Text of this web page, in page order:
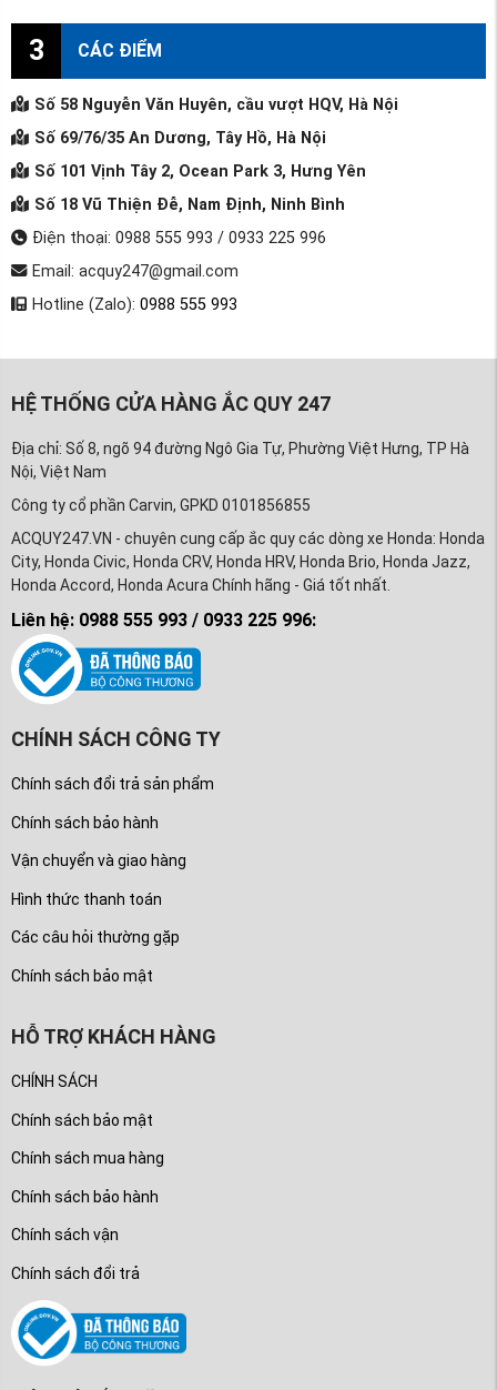
3 CÁC ĐIỂM
Số 58 Nguyễn Văn Huyên, cầu vượt HQV, Hà Nội
Số 69/76/35 An Dương, Tây Hồ, Hà Nội
Số 101 Vịnh Tây 2, Ocean Park 3, Hưng Yên
Số 18 Vũ Thiện Đễ, Nam Định, Ninh Bình
Điện thoại: 0988 555 993 / 0933 225 996
Email: acquy247@gmail.com
Hotline (Zalo): 0988 555 993
HỆ THỐNG CỬA HÀNG ẮC QUY 247
Địa chỉ: Số 8, ngõ 94 đường Ngô Gia Tự, Phường Việt Hưng, TP Hà
Nội, Việt Nam
Công ty cổ phần Carvin, GPKD 0101856855
ACQUY247.VN - chuyên cung cấp ắc quy các dòng xe Honda: Honda
City, Honda Civic, Honda CRV, Honda HRV, Honda Brio, Honda Jazz,
Honda Accord, Honda Acura Chính hãng - Giá tốt nhất.
Liên hệ: 0988 555 993 / 0933 225 996:
CHÍNH SÁCH CÔNG TY
Chính sách đổi trả sản phẩm
Chính sách bảo hành
Vận chuyển và giao hàng
Hình thức thanh toán
Các câu hỏi thường gặp
Chính sách bảo mật
HỖ TRỢ KHÁCH HÀNG
CHÍNH SÁCH
Chính sách bảo mật
Chính sách mua hàng
Chính sách bảo hành
Chính sách vận
Chính sách đổi trả